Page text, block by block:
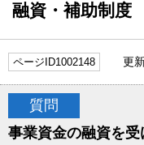
融資・補助制度
ページID1002148 更新
質問
事業資金の融資を